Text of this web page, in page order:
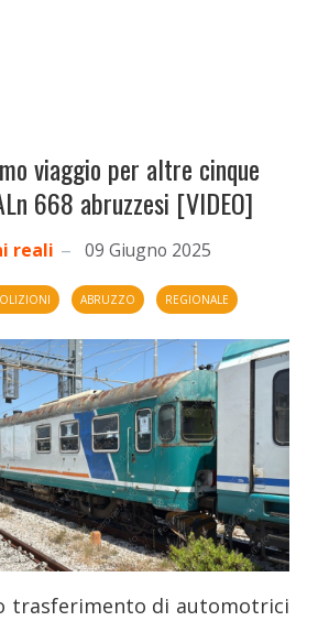
viaggio per altre cinque
668 abruzzesi [VIDEO]
reali 09 Giugno 2025
ABRUZZO REGIONALE
trasferimento di automotrici